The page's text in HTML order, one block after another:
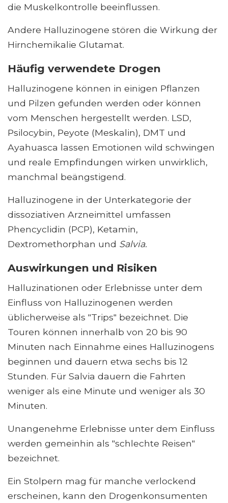
die Muskelkontrolle beeinflussen.
Andere Halluzinogene stören die Wirkung der
Hirnchemikalie Glutamat.
Häufig verwendete Drogen
Halluzinogene können in einigen Pflanzen
und Pilzen gefunden werden oder können
vom Menschen hergestellt werden. LSD,
Psilocybin, Peyote (Meskalin), DMT und
Ayahuasca lassen Emotionen wild schwingen
und reale Empfindungen wirken unwirklich,
manchmal beängstigend.
Halluzinogene in der Unterkategorie der
dissoziativen Arzneimittel umfassen
Phencyclidin (PCP), Ketamin,
Dextromethorphan und Salvia.
Auswirkungen und Risiken
Halluzinationen oder Erlebnisse unter dem
Einfluss von Halluzinogenen werden
üblicherweise als "Trips" bezeichnet. Die
Touren können innerhalb von 20 bis 90
Minuten nach Einnahme eines Halluzinogens
beginnen und dauern etwa sechs bis 12
Stunden. Für Salvia dauern die Fahrten
weniger als eine Minute und weniger als 30
Minuten.
Unangenehme Erlebnisse unter dem Einfluss
werden gemeinhin als "schlechte Reisen"
bezeichnet.
Ein Stolpern mag für manche verlockend
erscheinen, kann den Drogenkonsumenten